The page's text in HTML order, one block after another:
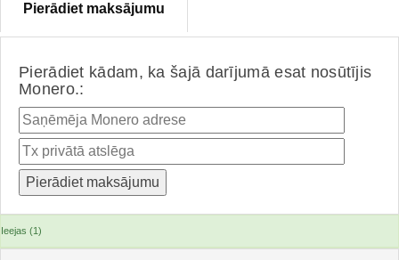
Pierādiet maksājumu
Pierādiet kādam, ka šajā darījumā esat nosūtījis
Monero.:
Ieejas (1)